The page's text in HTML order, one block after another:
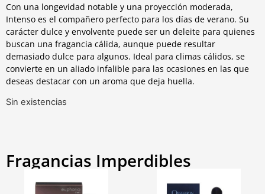
Con una longevidad notable y una proyección moderada,
Intenso es el compañero perfecto para los días de verano. Su
carácter dulce y envolvente puede ser un deleite para quienes
buscan una fragancia cálida, aunque puede resultar
demasiado dulce para algunos. Ideal para climas cálidos, se
convierte en un aliado infalible para las ocasiones en las que
deseas destacar con un aroma que deja huella.
Sin existencias
Fragancias Imperdibles